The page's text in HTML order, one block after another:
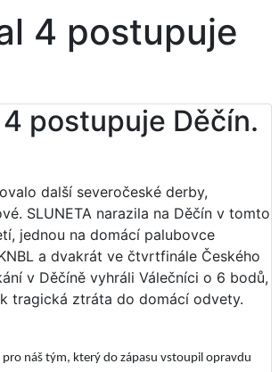
4 postupuje
4 postupuje Děčín.
další severočeské derby,
SLUNETA narazila na Děčín v tomto
jednou na domácí palubovce
a dvakrát ve čtvrtfinále Českého
v Děčíně vyhráli Válečníci o 6 bodů,
tragická ztráta do domácí odvety.
pro náš tým, který do zápasu vstoupil opravdu